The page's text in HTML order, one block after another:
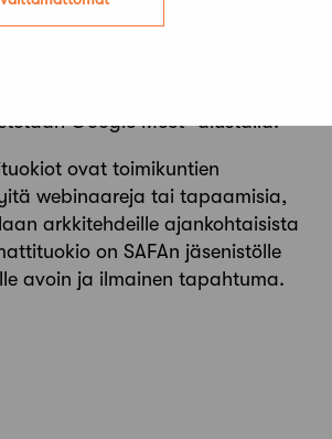
Google Meet -alustalla.
ovat toimikuntien
webinaareja tai tapaamisia,
arkkitehdeille ajankohtaisista
on SAFAn jäsenistölle
avoin ja ilmainen tapahtuma.